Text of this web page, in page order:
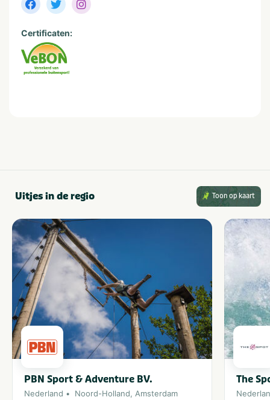
25-49
Provincie(s) en streek
Noord-Holland
Certificaten:
Uitjes in de regio Toon op kaart
PBN Sport & Adventure BV.
Nederland Noord-Holland, Amsterdam
The